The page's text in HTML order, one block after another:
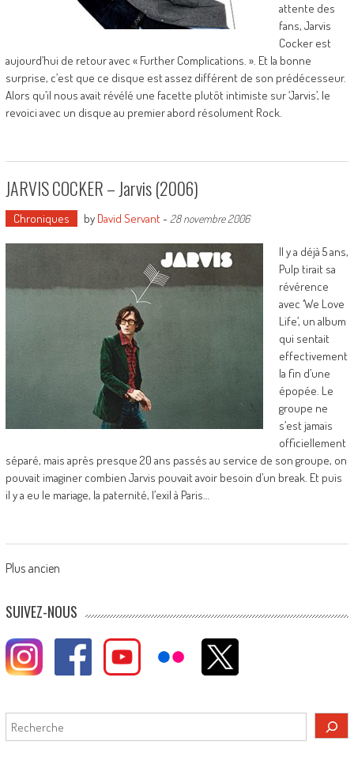
attente des
fans, Jarvis
Cocker est
aujourd’hui de retour avec « Further Complications. ». Et la bonne
surprise, c’est que ce disque est assez différent de son prédécesseur.
Alors qu’il nous avait révélé une facette plutôt intimiste sur ‘Jarvis’, le
revoici avec un disque au premier abord résolument Rock.
JARVIS COCKER – Jarvis (2006)
Chroniques by David Servant- 28 novembre 2006
Il y a déjà 5 ans,
Pulp tirait sa
révérence
avec ‘We Love
Life’, un album
qui sentait
effectivement
la fin d’une
épopée. Le
groupe ne
s’est jamais
officiellement
séparé, mais après presque 20 ans passés au service de son groupe, on
pouvait imaginer combien Jarvis pouvait avoir besoin d’un break. Et puis
il y a eu le mariage, la paternité, l’exil à Paris…
Posts
navigation
Plus ancien
SUIVEZ-NOUS
Rechercher